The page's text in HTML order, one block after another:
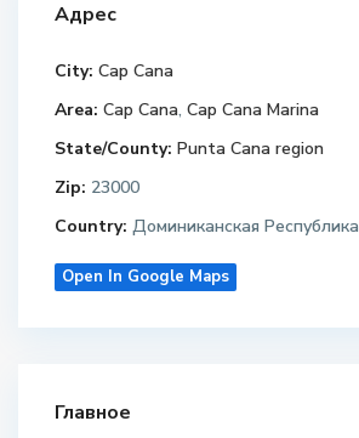
Адрес
City: Cap Cana
Area: Cap Cana, Cap Cana Marina
State/County: Punta Cana region
Zip: 23000
Country: Доминиканская Республика
Open In Google Maps
Главное